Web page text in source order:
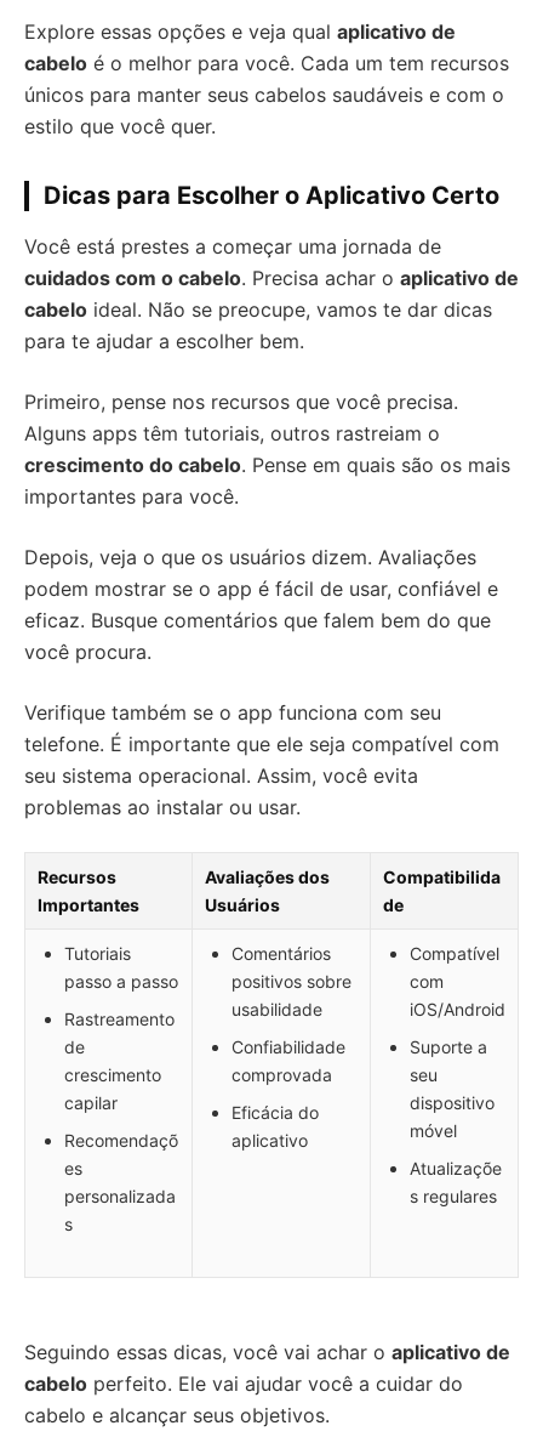
Explore essas opções e veja qual aplicativo de
cabelo é o melhor para você. Cada um tem recursos
únicos para manter seus cabelos saudáveis e com o
estilo que você quer.
Dicas para Escolher o Aplicativo Certo
Você está prestes a começar uma jornada de
cuidados com o cabelo. Precisa achar o aplicativo de
cabelo ideal. Não se preocupe, vamos te dar dicas
para te ajudar a escolher bem.
Primeiro, pense nos recursos que você precisa.
Alguns apps têm tutoriais, outros rastreiam o
crescimento do cabelo. Pense em quais são os mais
importantes para você.
Depois, veja o que os usuários dizem. Avaliações
podem mostrar se o app é fácil de usar, confiável e
eficaz. Busque comentários que falem bem do que
você procura.
Verifique também se o app funciona com seu
telefone. É importante que ele seja compatível com
seu sistema operacional. Assim, você evita
problemas ao instalar ou usar.
Recursos
Importantes
Avaliações dos
Usuários
Compatibilida
de
Tutoriais
passo a passo
Rastreamento
de
crescimento
capilar
Recomendaçõ
es
personalizada
s
Comentários
positivos sobre
usabilidade
Confiabilidade
comprovada
Eficácia do
aplicativo
Compatível
com
iOS/Android
Suporte a
seu
dispositivo
móvel
Atualizaçõe
s regulares
Seguindo essas dicas, você vai achar o aplicativo de
cabelo perfeito. Ele vai ajudar você a cuidar do
cabelo e alcançar seus objetivos.